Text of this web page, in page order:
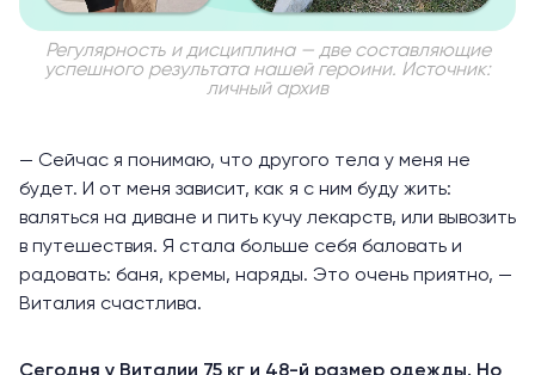
Регулярность и дисциплина — две составляющие
успешного результата нашей героини. Источник:
личный архив
— Сейчас я понимаю, что другого тела у меня не
будет. И от меня зависит, как я с ним буду жить:
валяться на диване и пить кучу лекарств, или вывозить
в путешествия. Я стала больше себя баловать и
радовать: баня, кремы, наряды. Это очень приятно, —
Виталия счастлива.